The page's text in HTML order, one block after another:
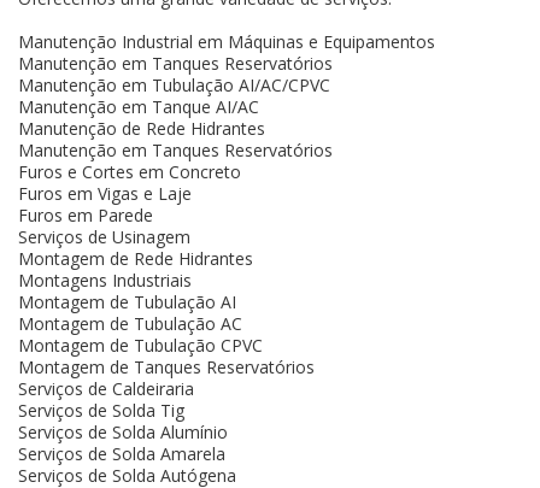
Manutenção Industrial em Máquinas e Equipamentos
Manutenção em Tanques Reservatórios
Manutenção em Tubulação AI/AC/CPVC
Manutenção em Tanque AI/AC
Manutenção de Rede Hidrantes
Manutenção em Tanques Reservatórios
Furos e Cortes em Concreto
Furos em Vigas e Laje
Furos em Parede
Serviços de Usinagem
Montagem de Rede Hidrantes
Montagens Industriais
Montagem de Tubulação AI
Montagem de Tubulação AC
Montagem de Tubulação CPVC
Montagem de Tanques Reservatórios
Serviços de Caldeiraria
Serviços de Solda Tig
Serviços de Solda Alumínio
Serviços de Solda Amarela
Serviços de Solda Autógena